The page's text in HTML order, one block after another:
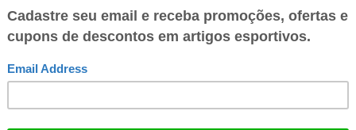
eleva o restante do que, de resto, é uma camisa bastante simples
e preto, o que por si só é um bom detalhe, pois é sempre legal
às cores de casa em um uniforme alternativo - disse o The Athletic.
nota 8 na avaliação do site. O segundo uniforme do Real